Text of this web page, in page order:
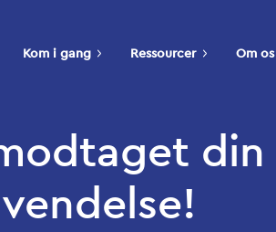
Kom i gang Ressourcer Om os
din